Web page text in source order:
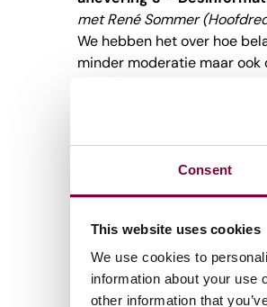
Consent
This website uses cookies
We use cookies to
information about your use
other information that
met René Sommer
We hebben het over hoe
minder moderatie maar